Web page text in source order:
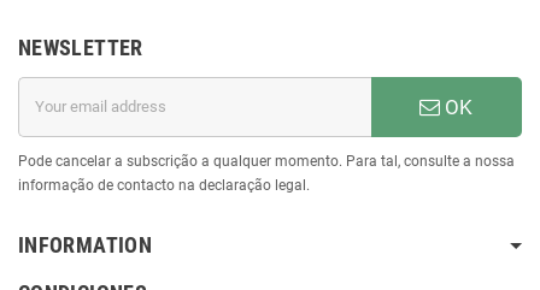
NEWSLETTER
OK
Pode cancelar a subscrição a qualquer momento. Para tal, consulte a nossa
informação de contacto na declaração legal.
INFORMATION